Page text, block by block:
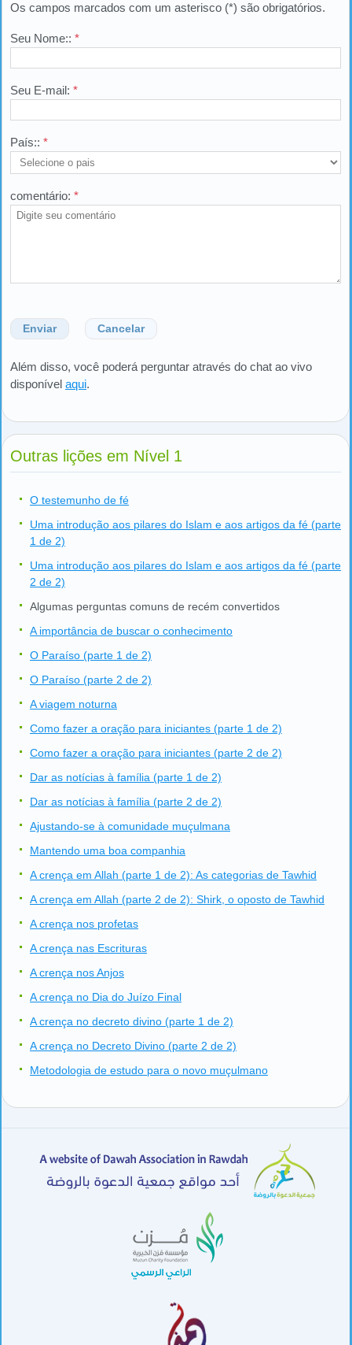
Os campos marcados com um asterisco (*) são obrigatórios.
Seu Nome:: *
Seu E-mail: *
País:: *
comentário: *
Enviar Cancelar
Além disso, você poderá perguntar através do chat ao vivo
disponível aqui.
Outras lições em Nível 1
O testemunho de fé
Uma introdução aos pilares do Islam e aos artigos da fé (parte
1 de 2)
Uma introdução aos pilares do Islam e aos artigos da fé (parte
2 de 2)
Algumas perguntas comuns de recém convertidos
A importância de buscar o conhecimento
O Paraíso (parte 1 de 2)
O Paraíso (parte 2 de 2)
A viagem noturna
Como fazer a oração para iniciantes (parte 1 de 2)
Como fazer a oração para iniciantes (parte 2 de 2)
Dar as notícias à família (parte 1 de 2)
Dar as notícias à família (parte 2 de 2)
Ajustando-se à comunidade muçulmana
Mantendo uma boa companhia
A crença em Allah (parte 1 de 2): As categorias de Tawhid
A crença em Allah (parte 2 de 2): Shirk, o oposto de Tawhid
A crença nos profetas
A crença nas Escrituras
A crença nos Anjos
A crença no Dia do Juízo Final
A crença no decreto divino (parte 1 de 2)
A crença no Decreto Divino (parte 2 de 2)
Metodologia de estudo para o novo muçulmano